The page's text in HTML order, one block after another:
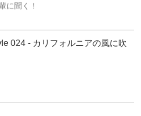
に聞く！
024 - カリフォルニアの風に吹